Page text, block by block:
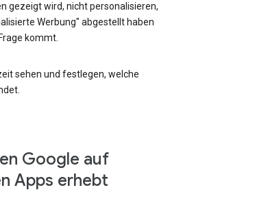
gezeigt wird, nicht personalisieren,
Werbung" abgestellt haben
kommt.
sehen und festlegen, welche
Google auf
Apps erhebt